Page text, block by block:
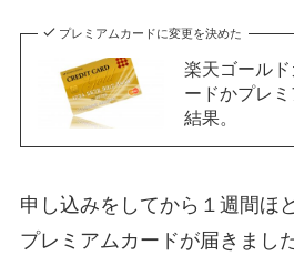
プレミアムカードに変更を決めた
楽天ゴール
ードかプレ
結果。
申し込みをしてから１週間ほ
プレミアムカードが届きまし